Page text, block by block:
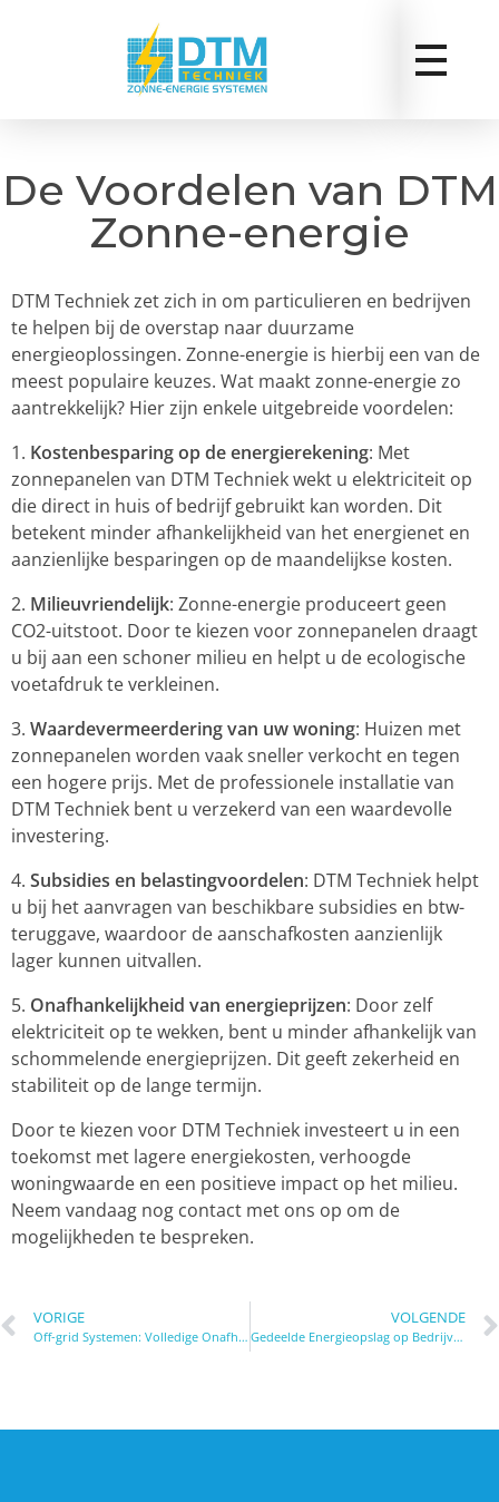
De Voordelen van DTM
Zonne-energie
DTM Techniek zet zich in om particulieren en bedrijven
te helpen bij de overstap naar duurzame
energieoplossingen. Zonne-energie is hierbij een van de
meest populaire keuzes. Wat maakt zonne-energie zo
aantrekkelijk? Hier zijn enkele uitgebreide voordelen:
Kostenbesparing op de energierekening: Met
zonnepanelen van DTM Techniek wekt u elektriciteit op
die direct in huis of bedrijf gebruikt kan worden. Dit
betekent minder afhankelijkheid van het energienet en
aanzienlijke besparingen op de maandelijkse kosten.
Milieuvriendelijk: Zonne-energie produceert geen
CO2-uitstoot. Door te kiezen voor zonnepanelen draagt
u bij aan een schoner milieu en helpt u de ecologische
voetafdruk te verkleinen.
Waardevermeerdering van uw woning: Huizen met
zonnepanelen worden vaak sneller verkocht en tegen
een hogere prijs. Met de professionele installatie van
DTM Techniek bent u verzekerd van een waardevolle
investering.
Subsidies en belastingvoordelen: DTM Techniek helpt
u bij het aanvragen van beschikbare subsidies en btw-
teruggave, waardoor de aanschafkosten aanzienlijk
lager kunnen uitvallen.
Onafhankelijkheid van energieprijzen: Door zelf
elektriciteit op te wekken, bent u minder afhankelijk van
schommelende energieprijzen. Dit geeft zekerheid en
stabiliteit op de lange termijn.
Door te kiezen voor DTM Techniek investeert u in een
toekomst met lagere energiekosten, verhoogde
woningwaarde en een positieve impact op het milieu.
Neem vandaag nog contact met ons op om de
mogelijkheden te bespreken.
VORIGE
Off-grid Systemen: Volledige Onafhankelijkheid
VOLGENDE
Gedeelde Energieopslag op Bedrijventerreinen